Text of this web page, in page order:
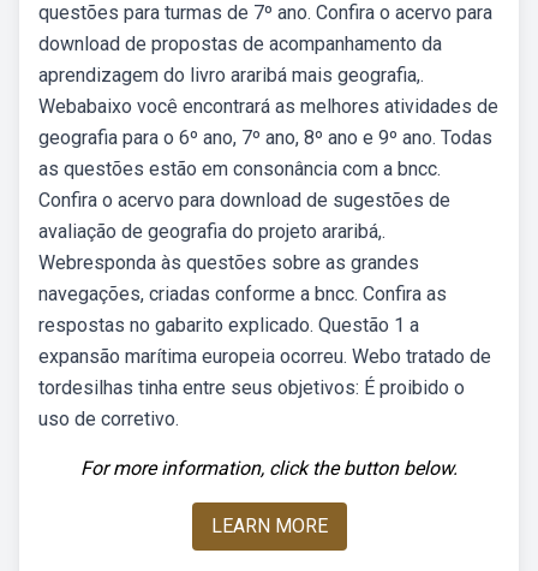
questões para turmas de 7º ano. Confira o acervo para
download de propostas de acompanhamento da
aprendizagem do livro araribá mais geografia,.
Webabaixo você encontrará as melhores atividades de
geografia para o 6º ano, 7º ano, 8º ano e 9º ano. Todas
as questões estão em consonância com a bncc.
Confira o acervo para download de sugestões de
avaliação de geografia do projeto araribá,.
Webresponda às questões sobre as grandes
navegações, criadas conforme a bncc. Confira as
respostas no gabarito explicado. Questão 1 a
expansão marítima europeia ocorreu. Webo tratado de
tordesilhas tinha entre seus objetivos: É proibido o
uso de corretivo.
For more information, click the button below.
LEARN MORE